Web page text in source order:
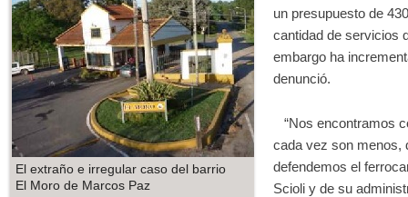
El extraño e irregular caso del barrio
El Moro de Marcos Paz
un presupuesto de
cantidad de servicios
embargo ha
denunció.
“Nos encontramos
cada vez son menos,
defendemos el
Scioli y de su